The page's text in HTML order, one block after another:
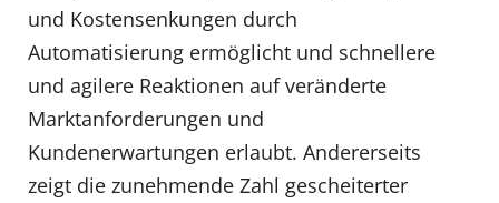
und Kostensenkungen durch
Automatisierung ermöglicht und schnellere
und agilere Reaktionen auf veränderte
Marktanforderungen und
Kundenerwartungen erlaubt. Andererseits
zeigt die zunehmende Zahl gescheiterter